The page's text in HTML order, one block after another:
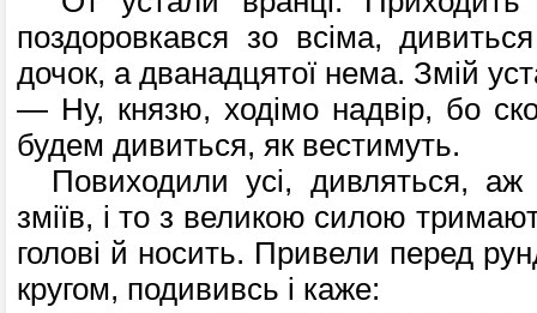
поздоровкався зо всіма,
дочок, а дванадцятої нема. Змій
— Ну, князю, ходімо надвір, бо
будем дивиться, як вестимуть.
Повиходили усі, дивляться, аж
зміїв, і то з великою силою
голові й носить. Привели перед
кругом, подививсь і каже: